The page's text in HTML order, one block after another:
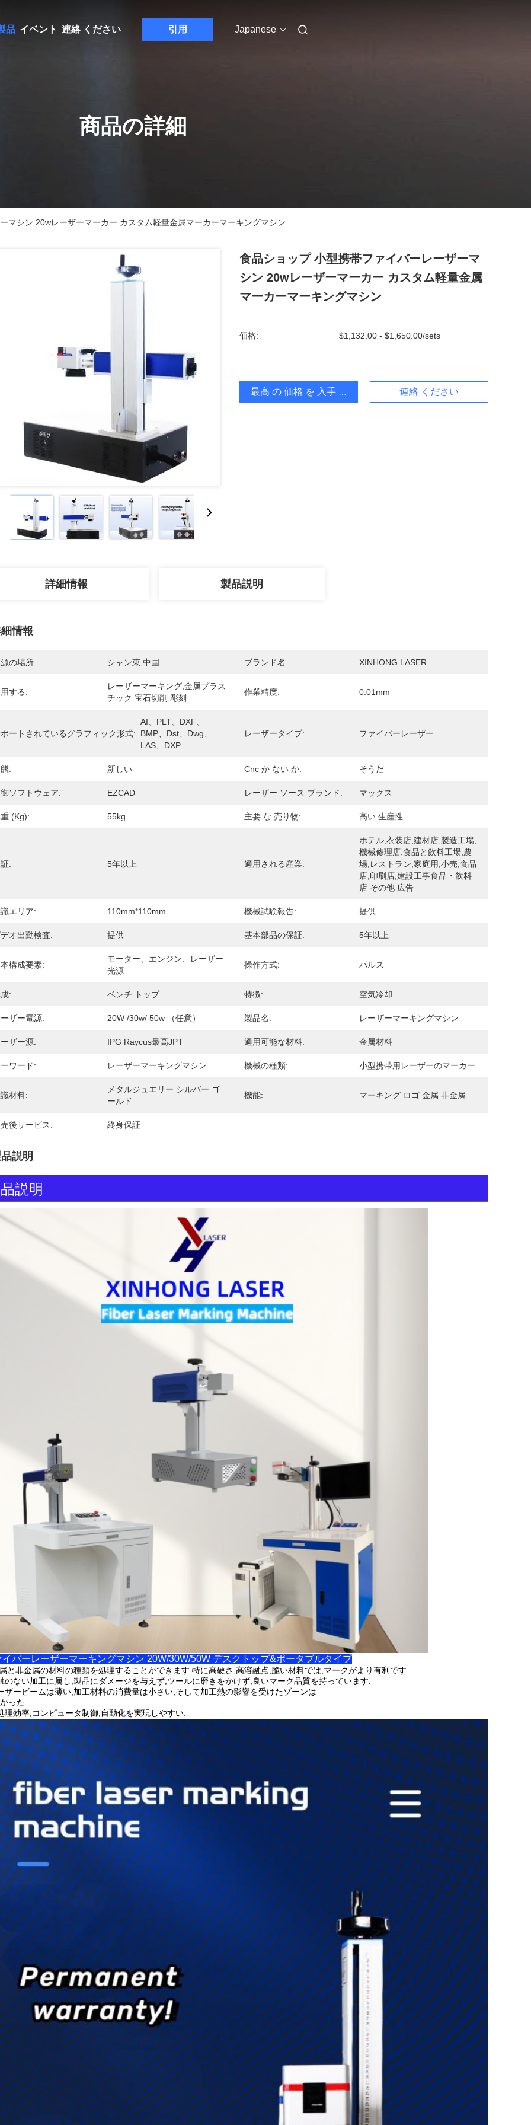
品 イベント 連絡 ください 引用 Japanese
商品の詳細
マシン 20wレーザーマーカー カスタム軽量金属マーカーマーキングマシン
食品ショップ 小型携帯ファイバーレーザーマ
シン 20wレーザーマーカー カスタム軽量金属
マーカーマーキングマシン
価格: $1,132.00 - $1,650.00/sets
最高 の 価格 を 入手 する 連絡 ください
詳細情報 製品説明
情報
の場所 シャン東,中国 ブランド名 XINHONG LASER
する:
レーザーマーキング,金属プラス
チック 宝石切削 彫刻
作業精度: 0.01mm
ートされているグラフィック形式:
AI、PLT、DXF、
BMP、Dst、Dwg、
LAS、DXP
レーザータイプ: ファイバーレーザー
: 新しい Cnc か ない か: そうだ
ソフトウェア: EZCAD レーザー ソース ブランド: マックス
(kg): 55kg 主要 な 売り物: 高い 生産性
: 5年以上 適用される産業:
ホテル,衣装店,建材店,製造工場,
機械修理店,食品と飲料工場,農
場,レストラン,家庭用,小売,食品
店,印刷店,建設工事食品・飲料
店 その他 広告
エリア: 110mm*110mm 機械試験報告: 提供
デオ出勤検査: 提供 基本部品の保証: 5年以上
構成要素:
モーター、エンジン、レーザー
光源
操作方式: パルス
: ベンチ トップ 特徴: 空気冷却
ーザー電源: 20W /30w/ 50w （任意） 製品名: レーザーマーキングマシン
ザー源: IPG Raycus最高JPT 適用可能な材料: 金属材料
ワード: レーザーマーキングマシン 機械の種類: 小型携帯用レーザーのマーカー
材料:
メタルジュエリー シルバー ゴ
ールド
機能: マーキング ロゴ 金属 非金属
後サービス: 終身保証
説明
説明
イバーレーザーマーキングマシン 20W/30W/50W デスクトップ&ポータブルタイプ
と非金属の材料の種類を処理することができます.特に高硬さ,高溶融点,脆い材料では,マークがより有利です.
のない加工に属し,製品にダメージを与えず,ツールに磨きをかけず,良いマーク品質を持っています.
ザービームは薄い,加工材料の消費量は小さい,そして加工熱の影響を受けたゾーンは
った
理効率,コンピュータ制御,自動化を実現しやすい.